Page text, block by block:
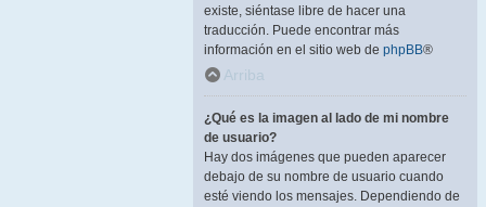
existe, siéntase libre de hacer una
traducción. Puede encontrar más
información en el sitio web de phpBB®
Arriba
¿Qué es la imagen al lado de mi nombre
de usuario?
Hay dos imágenes que pueden aparecer
debajo de su nombre de usuario cuando
esté viendo los mensajes. Dependiendo de